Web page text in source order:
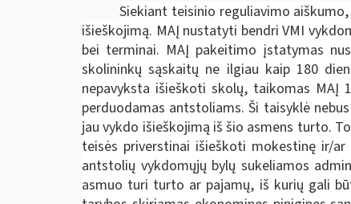
Siekiant teisinio reguliavimo
išieškojimą. MAĮ nustatyti bendri VMI
bei terminai. MAĮ pakeitimo įstatymas
skolininkų sąskaitų ne ilgiau kaip 180
nepavyksta išieškoti skolų, taikomas MAĮ
perduodamas antstoliams. Ši taisyklė
jau vykdo išieškojimą iš šio asmens turto.
teisės priverstinai išieškoti mokestinę ir/
antstolių vykdomųjų bylų sukeliamos
asmuo turi turto ar pajamų, iš kurių gali